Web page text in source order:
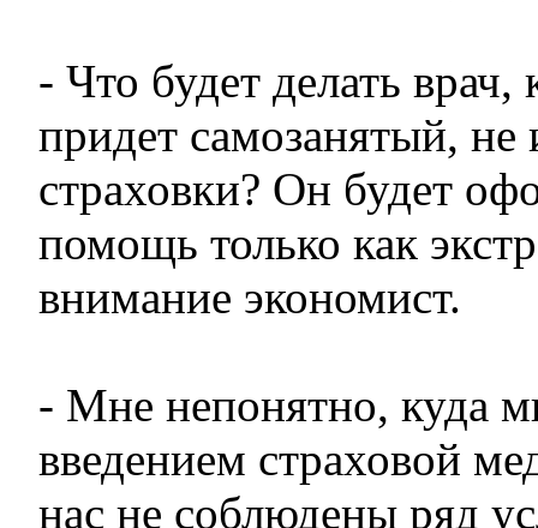
- Что будет делать врач,
придет самозанятый,
страховки? Он будет
помощь только как
внимание экономист.
- Мне непонятно, куда
введением страховой
нас не соблюдены ряд